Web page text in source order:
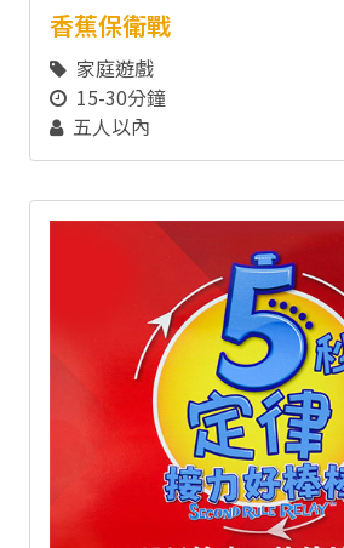
香蕉保衛戰
家庭遊戲
15-30分鐘
五人以內